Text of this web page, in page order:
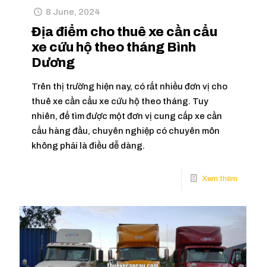
8 June, 2024
Địa điểm cho thuê xe cần cẩu
xe cứu hộ theo tháng Bình
Dương
Trên thị trường hiện nay, có rất nhiều đơn vị cho
thuê xe cần cẩu xe cứu hộ theo tháng. Tuy
nhiên, để tìm được một đơn vị cung cấp xe cần
cẩu hàng đầu, chuyên nghiệp có chuyên môn
không phải là điều dễ dàng.